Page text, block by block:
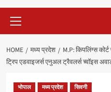
Menu
HOME मध्य प्रदेश
M.P: किपलिंग्स
ट्रिप एडवाइजर्स एनुअल ट्रैवलर्स च्वॉइस
भोपाल मध्य प्रदेश सिवनी